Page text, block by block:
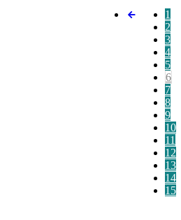
1
2
3
4
5
6
7
8
9
10
11
12
13
14
15